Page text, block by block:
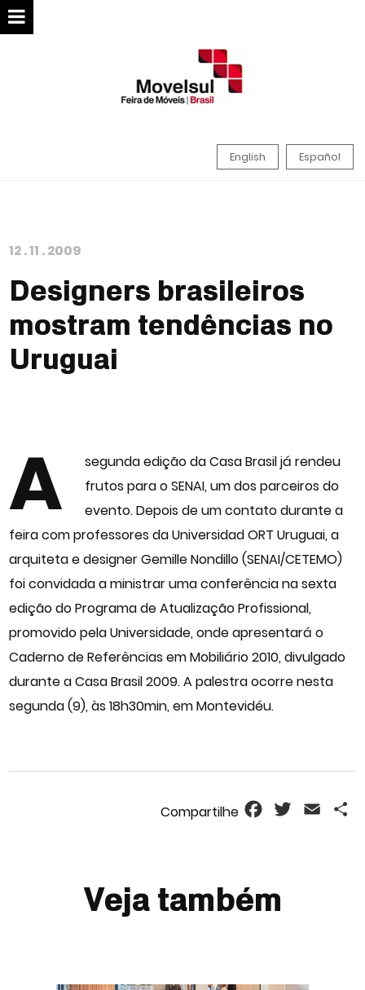
English Español
12.11 .2009
Designers brasileiros
mostram tendências no
Uruguai
A
segunda edição da Casa Brasil já rendeu
frutos para o SENAI, um dos parceiros do
evento. Depois de um contato durante a
feira com professores da Universidad ORT Uruguai, a
arquiteta e designer Gemille Nondillo (SENAI/CETEMO)
foi convidada a ministrar uma conferência na sexta
edição do Programa de Atualização Profissional,
promovido pela Universidade, onde apresentará o
Caderno de Referências em Mobiliário 2010, divulgado
durante a Casa Brasil 2009. A palestra ocorre nesta
segunda (9), às 18h30min, em Montevidéu.
FacebookTwitterEmail
Veja também